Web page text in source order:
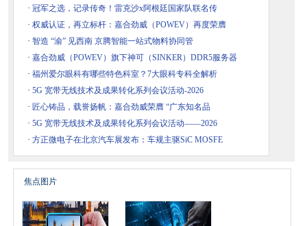
· 冠军之选，记录传奇！雷克沙x阿根廷国家队联名传
· 权威认证，再立标杆：嘉合劲威（POWEV）再度荣膺
· 智造 “渝” 见西南 京腾智能一站式物料协同管
· 嘉合劲威（POWEV）旗下神可（SINKER）DDR5服务器
· 福州爱尔眼科有哪些特色科室？7大眼科专科全解析
· 5G 宽带无线技术及成果转化系列会议活动-2026
· 匠心铸品，载誉扬帆：嘉合劲威荣膺 “广东知名品
· 5G 宽带无线技术及成果转化系列会议活动——2026
· 方正微电子在北京汽车展发布：车规主驱SiC MOSFE
焦点图片